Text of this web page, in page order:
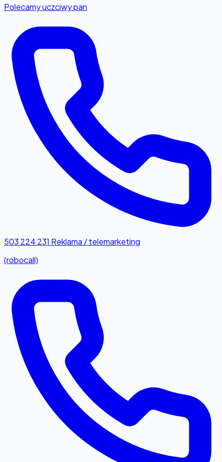
Polecamy uczciwy pan
503 224 231 Reklama / telemarketing
(robocall)